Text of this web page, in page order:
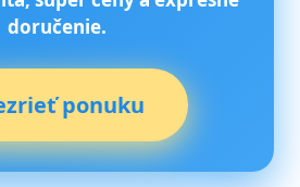
doručenie.
ponuku